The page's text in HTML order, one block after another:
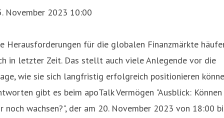
November 2023 10:00
Herausforderungen für die globalen Finanzmärkte
in letzter Zeit. Das stellt auch viele Anlegende vor die
wie sie sich langfristig erfolgreich positionieren
gibt es beim apoTalk Vermögen "Ausblick: Können
noch wachsen?", der am 20. November 2023 von 18:00